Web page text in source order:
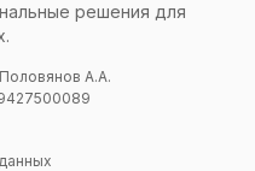
решения для
А.А.